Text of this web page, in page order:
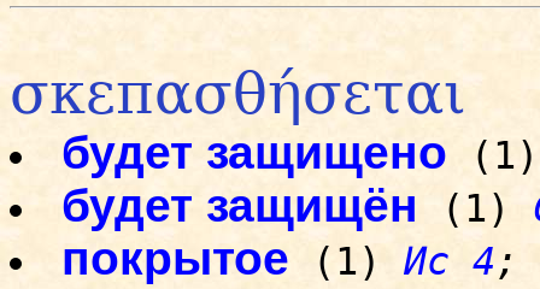
σκεπασθήσεται
будет защищено
будет защищён (1)
покрытое (1) Ис 4;